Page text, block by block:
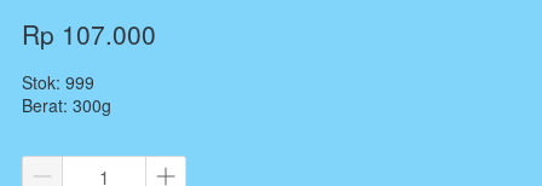
Rp 107.000
Stok: 999
Berat: 300g